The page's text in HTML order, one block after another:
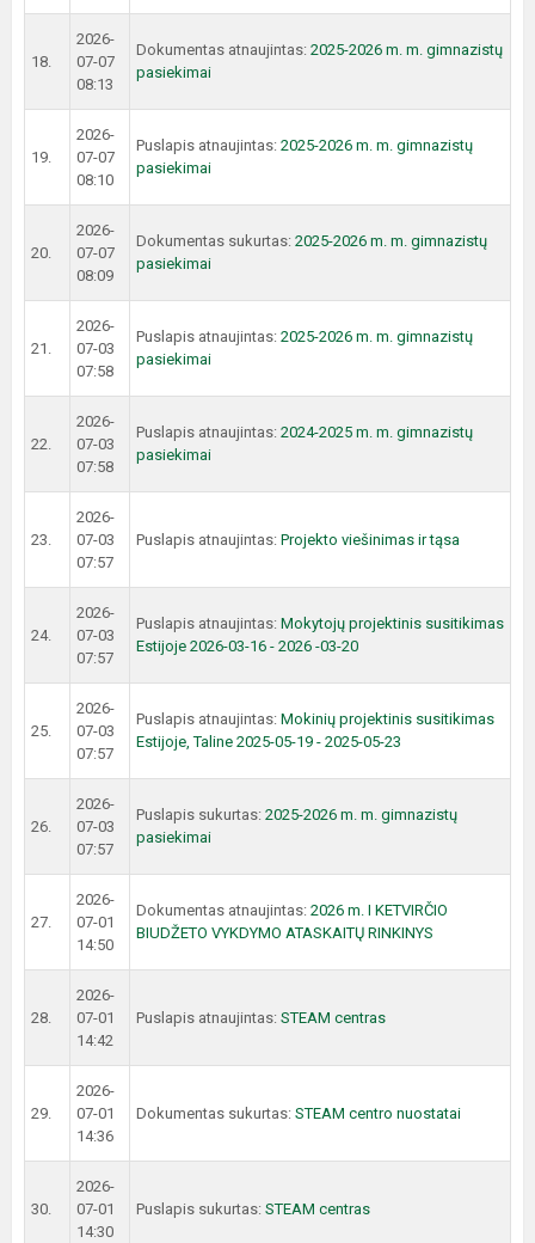
18.
2026-
07-07
08:13
Dokumentas atnaujintas: 2025-2026 m. m. gimnazistų
pasiekimai
19.
2026-
07-07
08:10
Puslapis atnaujintas: 2025-2026 m. m. gimnazistų
pasiekimai
20.
2026-
07-07
08:09
Dokumentas sukurtas: 2025-2026 m. m. gimnazistų
pasiekimai
21.
2026-
07-03
07:58
Puslapis atnaujintas: 2025-2026 m. m. gimnazistų
pasiekimai
22.
2026-
07-03
07:58
Puslapis atnaujintas: 2024-2025 m. m. gimnazistų
pasiekimai
23.
2026-
07-03
07:57
Puslapis atnaujintas: Projekto viešinimas ir tąsa
24.
2026-
07-03
07:57
Puslapis atnaujintas: Mokytojų projektinis susitikimas
Estijoje 2026-03-16 - 2026 -03-20
25.
2026-
07-03
07:57
Puslapis atnaujintas: Mokinių projektinis susitikimas
Estijoje, Taline 2025-05-19 - 2025-05-23
26.
2026-
07-03
07:57
Puslapis sukurtas: 2025-2026 m. m. gimnazistų
pasiekimai
27.
2026-
07-01
14:50
Dokumentas atnaujintas: 2026 m. I KETVIRČIO
BIUDŽETO VYKDYMO ATASKAITŲ RINKINYS
28.
2026-
07-01
14:42
Puslapis atnaujintas: STEAM centras
29.
2026-
07-01
14:36
Dokumentas sukurtas: STEAM centro nuostatai
30.
2026-
07-01
14:30
Puslapis sukurtas: STEAM centras